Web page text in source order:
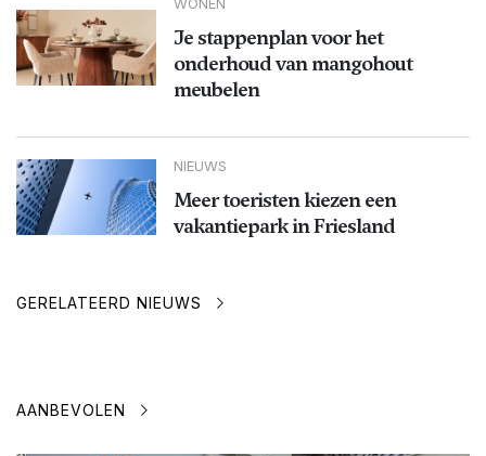
WONEN
Je stappenplan voor het
onderhoud van mangohout
meubelen
NIEUWS
Meer toeristen kiezen een
vakantiepark in Friesland
GERELATEERD NIEUWS
AANBEVOLEN